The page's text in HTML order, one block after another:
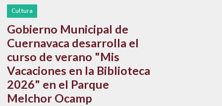
Cultura
Gobierno Municipal de
Cuernavaca desarrolla el
curso de verano "Mis
Vacaciones en la Biblioteca
2026" en el Parque
Melchor Ocamp